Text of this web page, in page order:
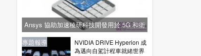
Ansys 協助加速稜研科技開發用於 5G 和衛
星通訊的下一代毫米波技術
新聞
NVIDIA DRIVE Hyperion 成
為邁向自駕計程車就緒世界
新聞
專題報導
新聞
專題報導